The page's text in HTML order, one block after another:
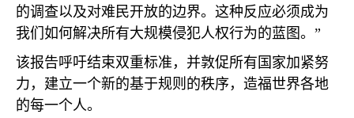
的调查以及对难民开放的边界。这种反应必须成为
我们如何解决所有大规模侵犯人权行为的蓝图。”
该报告呼吁结束双重标准，并敦促所有国家加紧努
力，建立一个新的基于规则的秩序，造福世界各地
的每一个人。